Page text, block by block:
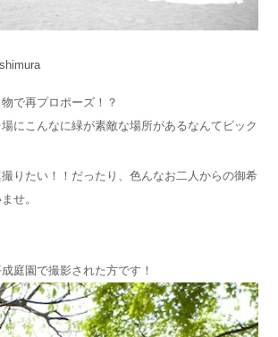
で再プロポーズ！？
にこんなに緑が素敵な場所があるなんてビック
りたい！！だったり、色んなお二人からの御希
せ。
庭園で撮影された方です！